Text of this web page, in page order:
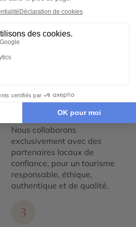
Chez Cercle des Voyages,
nous concevons des voyages
collaboration étroite avec nos
Engagement local et
responsabilité sociale
Nous collaborons
exclusivement avec des
partenaires locaux de
confiance, pour un tourisme
responsable, éthique,
authentique et de qualité.
3